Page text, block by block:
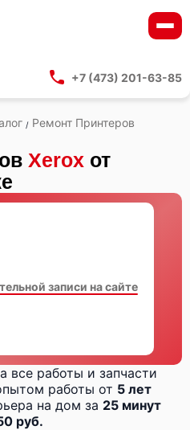
+7 (473) 201-63-85
/ Ремонт Принтеров
Xerox от
все работы и запчасти
работы от 5 лет
на дом за 25 минут
руб.
записи на сайте